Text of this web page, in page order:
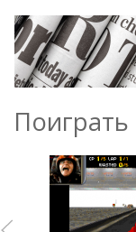
Поиграть